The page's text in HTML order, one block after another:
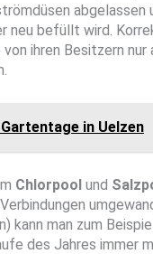
abgelassen
neu befüllt wird.
ihren Besitzern
in Uelzen
Chlorpool und
kann man zum
des Jahres immer